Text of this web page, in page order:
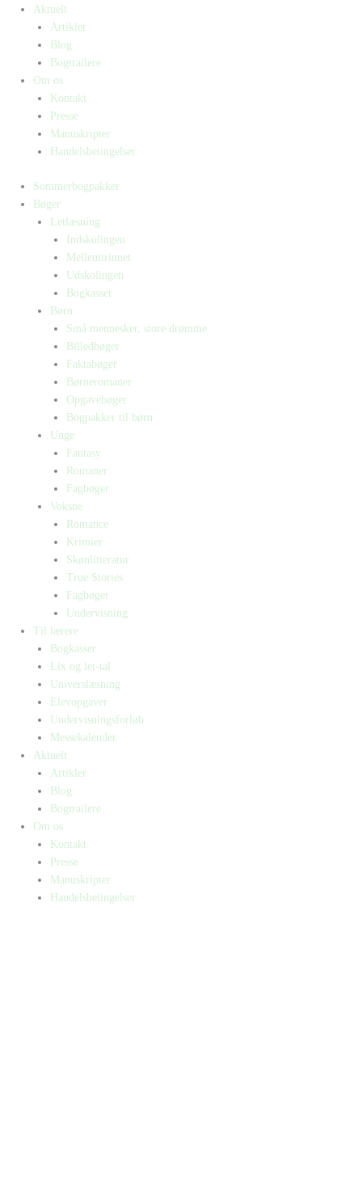
Aktuelt
Artikler
Blog
Bogtrailere
Om os
Kontakt
Presse
Manuskripter
Handelsbetingelser
Sommerbogpakker
Bøger
Letlæsning
Indskolingen
Mellemtrinnet
Udskolingen
Bogkasser
Børn
Små mennesker, store drømme
Billedbøger
Faktabøger
Børneromaner
Opgavebøger
Bogpakker til børn
Unge
Fantasy
Romaner
Fagbøger
Voksne
Romance
Krimier
Skønlitteratur
True Stories
Fagbøger
Undervisning
Til lærere
Bogkasser
Lix og let-tal
Universlæsning
Elevopgaver
Undervisningsforløb
Messekalender
Aktuelt
Artikler
Blog
Bogtrailere
Om os
Kontakt
Presse
Manuskripter
Handelsbetingelser